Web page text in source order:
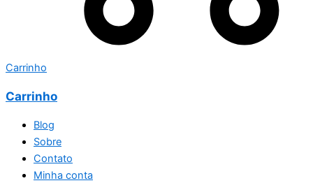
Carrinho
Carrinho
Blog
Sobre
Contato
Minha conta